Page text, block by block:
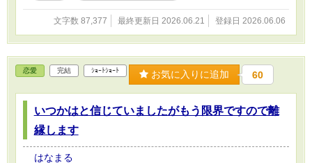
た。 ディアナは10歳の時に魔力が現れたが、その時魔力が暴走
法が使え回復魔法薬も作れた。知る人は侍女のコニアくらいだけだ
った。 次々に起こる厄災で厄災令嬢と言われながらも薬師を資
格を取って懸命に生きていく。 時には魔力を使う事と忌み嫌う
アルドラーゼ国の人には魔法を使う事を隠して治療をしたこともあ
った。 ニコライ国王は病のため亡くなり、さらにアルベルト殿
下の具合が悪くなって宮廷医から呼び出され治癒魔法を使って助け
て欲しいと頼まれる。 そしてアルベルト殿下は無事危機を脱し
てアルベルト殿下の専用薬師に抜擢される。 そんな中ガイアス
始める。だが、肝心のアルベルト殿下はガイアスを信じ切っていた
文字数 87,377 最終更新日 2026.06.21 登録日 2026.06.06
恋愛 完結 ｼｮｰﾄｼｮｰﾄ お気に入りに追加 60
いつかはと信じていましたがもう限界ですので離
縁します
はなまる